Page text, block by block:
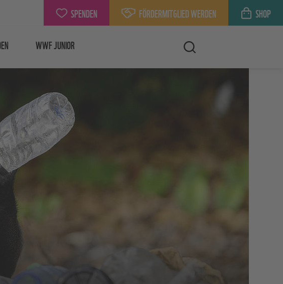
SPENDEN FÖRDERMITGLIED WERDEN SHOP
WWF JUNIOR